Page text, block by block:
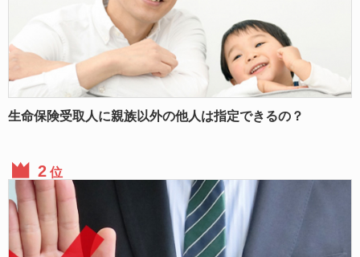
生命保険受取人に親族以外の他人は指定できるの？
位